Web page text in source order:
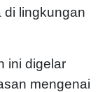
di lingkungan
ini digelar
mengenai